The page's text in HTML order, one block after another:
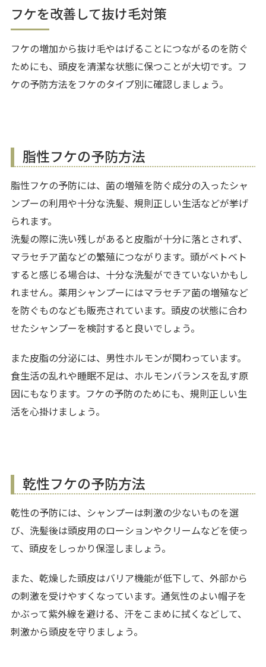
フケを改善して抜け毛対策
フケの増加から抜け毛やはげることにつながるのを防ぐ
ためにも、頭皮を清潔な状態に保つことが大切です。フ
ケの予防方法をフケのタイプ別に確認しましょう。
脂性フケの予防方法
脂性フケの予防には、菌の増殖を防ぐ成分の入ったシャ
ンプーの利用や十分な洗髪、規則正しい生活などが挙げ
られます。
洗髪の際に洗い残しがあると皮脂が十分に落とされず、
マラセチア菌などの繁殖につながります。頭がベトベト
すると感じる場合は、十分な洗髪ができていないかもし
れません。薬用シャンプーにはマラセチア菌の増殖など
を防ぐものなども販売されています。頭皮の状態に合わ
せたシャンプーを検討すると良いでしょう。
また皮脂の分泌には、男性ホルモンが関わっています。
食生活の乱れや睡眠不足は、ホルモンバランスを乱す原
因にもなります。フケの予防のためにも、規則正しい生
活を心掛けましょう。
乾性フケの予防方法
乾性の予防には、シャンプーは刺激の少ないものを選
び、洗髪後は頭皮用のローションやクリームなどを使っ
て、頭皮をしっかり保湿しましょう。
また、乾燥した頭皮はバリア機能が低下して、外部から
の刺激を受けやすくなっています。通気性のよい帽子を
かぶって紫外線を避ける、汗をこまめに拭くなどして、
刺激から頭皮を守りましょう。